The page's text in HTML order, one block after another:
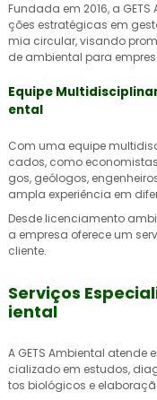
Fundada em 2016, a
ções estratégicas em
mia circular, visando
de ambiental para
Equipe
ental
Com uma equipe
cados, como
gos, geólogos,
ampla experiência em
Desde licenciamento
a empresa oferece um
cliente.
Serviços
iental
A GETS Ambiental
cializado em estudos,
tos biológicos e